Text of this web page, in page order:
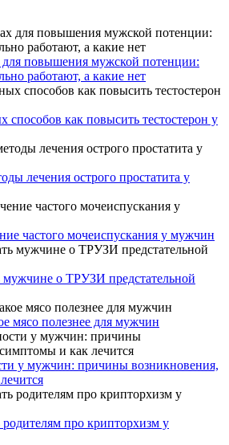
повышения мужской потенции:
работают, а какие нет
способов как повысить тестостерон у
лечения острого простатита у
частого мочеиспускания у мужчин
мужчине о ТРУЗИ предстательной
мясо полезнее для мужчин
у мужчин: причины возникновения,
про крипторхизм у